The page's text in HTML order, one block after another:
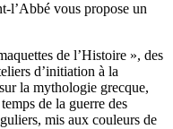
l’Abbé vous propose un
de l’Histoire », des
d’initiation à la
la mythologie grecque,
de la guerre des
mis aux couleurs de